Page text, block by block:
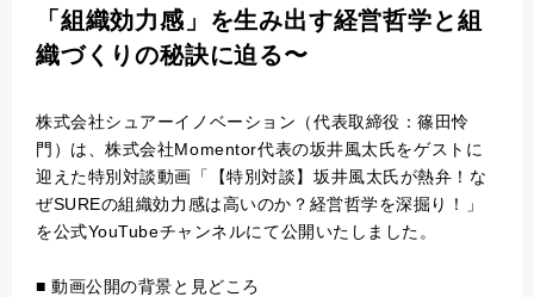
「組織効力感」を生み出す経営哲学と組
織づくりの秘訣に迫る〜
株式会社シュアーイノベーション（代表取締役：篠田怜
門）は、株式会社Momentor代表の坂井風太氏をゲストに
迎えた特別対談動画「【特別対談】坂井風太氏が熱弁！な
ぜSUREの組織効力感は高いのか？経営哲学を深掘り！」
を公式YouTubeチャンネルにて公開いたしました。
■ 動画公開の背景と見どころ